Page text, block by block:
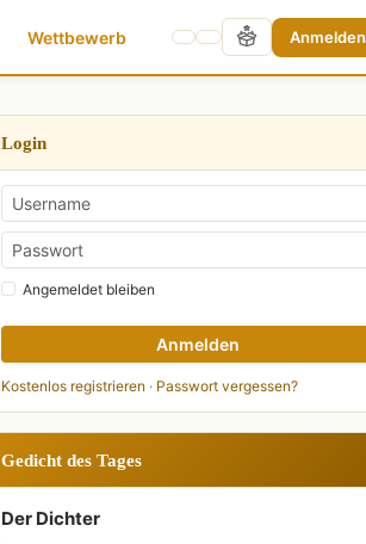
Wettbewerb Anmelden
Login
Angemeldet bleiben
Anmelden
Kostenlos registrieren · Passwort vergessen?
Gedicht des Tages
Der Dichter